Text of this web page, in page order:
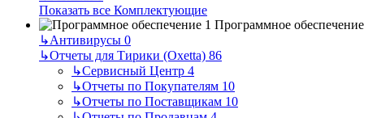
Показать все Комплектующие
Программное обеспечение
↳Антивирусы 0
↳Отчеты для Тирики (Oxetta) 86
↳Сервисный Центр 4
↳Отчеты по Покупателям 10
↳Отчеты по Поставщикам 10